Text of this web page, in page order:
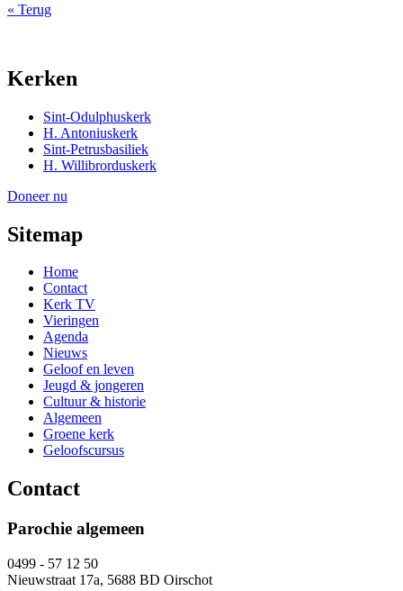
« Terug
Kerken
Sint-Odulphuskerk
H. Antoniuskerk
Sint-Petrusbasiliek
H. Willibrorduskerk
Doneer nu
Sitemap
Home
Contact
Kerk TV
Vieringen
Agenda
Nieuws
Geloof en leven
Jeugd & jongeren
Cultuur & historie
Algemeen
Groene kerk
Geloofscursus
Contact
Parochie algemeen
0499 - 57 12 50
Nieuwstraat 17a, 5688 BD Oirschot